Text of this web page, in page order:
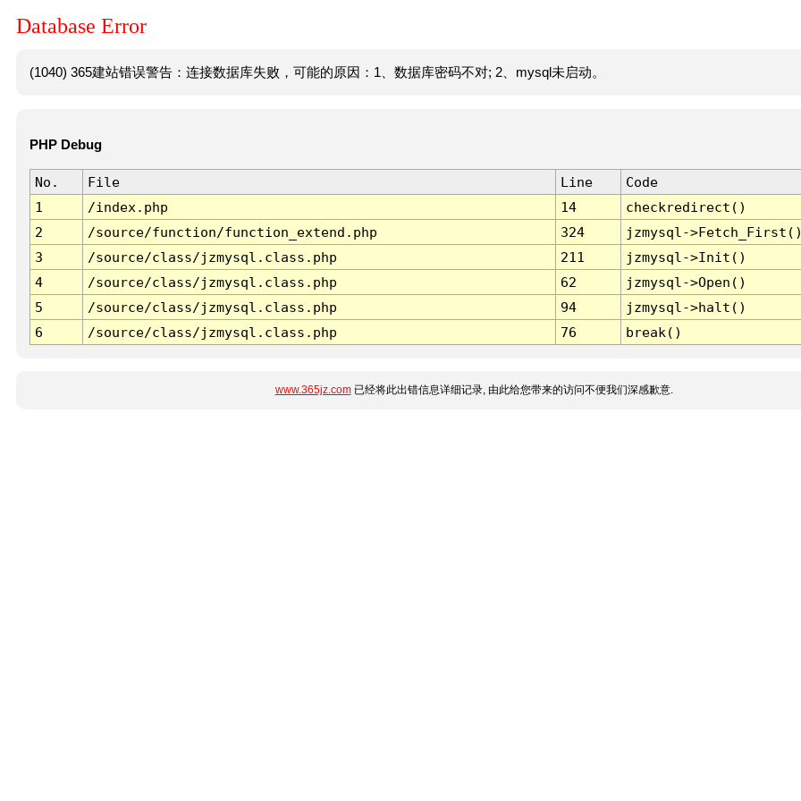
Database Error
(1040) 365建站错误警告：连接数据库失败，可能的原因：1、数据库密码不对; 2、mysql未启动。
PHP Debug
No. File Line
Code
1
/index.php 14
checkredirect()
2
/source/function/function_extend.php 324
jzmysql-
3
/source/class/jzmysql.class.php 211
jzmysql->Init()
4
/source/class/jzmysql.class.php 62
jzmysql->Open()
5
/source/class/jzmysql.class.php 94
jzmysql->halt()
6
/source/class/jzmysql.class.php 76 break()
www.365jz.com已经将此出错信息详细记录, 由此给您带来的访问不便我们深感歉意.